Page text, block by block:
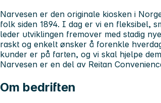
Narvesen er den originale kiosken i
folk siden 1894. I dag er vi en fleksibel,
leder utviklingen fremover med stadig
raskt og enkelt ønsker å forenkle
kunder er på farten, og vi skal hjelpe
Narvesen er en del av Reitan
Om bedriften